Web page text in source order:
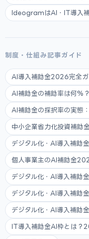
IdeogramはAI・IT導入
制度・仕組み記事ガイド
AI導入補助金2026完全ガ
AI補助金の補助率は何%
AI補助金の採択率の実態
中小企業省力化投資補助
デジタル化・AI導入補助
個人事業主のAI補助金
デジタル化・AI導入補助
デジタル化・AI導入補助
デジタル化・AI導入補助
IT導入補助金AI枠とは？